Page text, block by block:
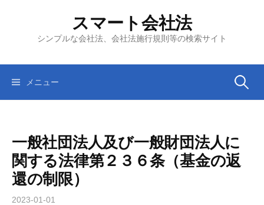
ツ
スマート会社法
シンプルな会社法、会社法施行規則等の検索サイト
メニュー 検
一般社団法人及び一般財団法人に
関する法律第２３６条（基金の返
還の制限）
2023-01-01